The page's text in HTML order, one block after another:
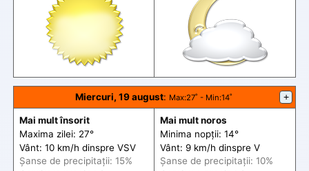
Miercuri, 19 august: Max:27˚ - Min:14˚ +
Mai mult însorit
Maxima zilei: 27°
Vânt: 10 km/h dinspre VSV
Șanse de precipitații: 15%
Mai mult noros
Minima nopții: 14°
Vânt: 9 km/h dinspre V
Șanse de precipitații: 10%